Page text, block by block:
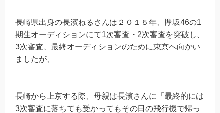
長崎県出身の長濱ねるさんは２０１５年、欅坂46の1
期生オーディションにて1次審査・2次審査を突破し、
3次審査、最終オーディションのために東京へ向かい
ましたが、
長崎から上京する際、母親は長濱さんに「最終的には
3次審査に落ちても受かってもその日の飛行機で帰っ